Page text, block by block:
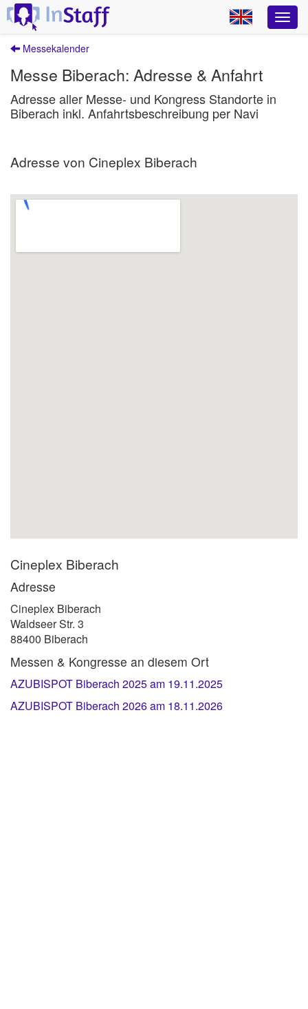
Messekalender
Messe Biberach: Adresse & Anfahrt
Adresse aller Messe- und Kongress Standorte in
Biberach inkl. Anfahrtsbeschreibung per Navi
Adresse von Cineplex Biberach
Cineplex Biberach
Adresse
Cineplex Biberach
Waldseer Str. 3
88400 Biberach
Messen & Kongresse an diesem Ort
AZUBISPOT Biberach 2025 am 19.11.2025
AZUBISPOT Biberach 2026 am 18.11.2026